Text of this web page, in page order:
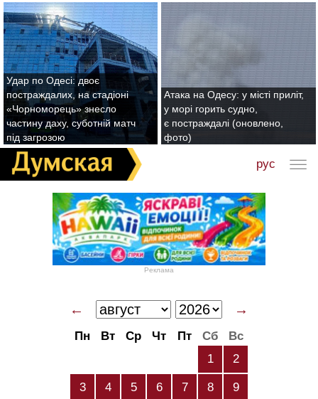
Удар по Одесі: двоє
постраждалих, на стадіоні
«Чорноморець» знесло
частину даху, суботній матч
під загрозою
Атака на Одесу: у місті приліт,
у морі горить судно,
є постраждалі (оновлено,
фото)
рус
Реклама
← →
Пн Вт Ср Чт Пт Сб
Вс
1
2
3 4 5 6 7 8 9